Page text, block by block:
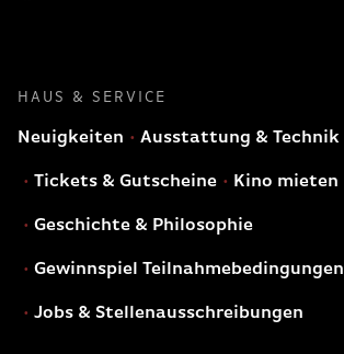
HAUS & SERVICE
Neuigkeiten Ausstattung & Technik
Tickets & Gutscheine Kino mieten
Geschichte & Philosophie
Gewinnspiel Teilnahmebedingungen
Jobs & Stellenausschreibungen